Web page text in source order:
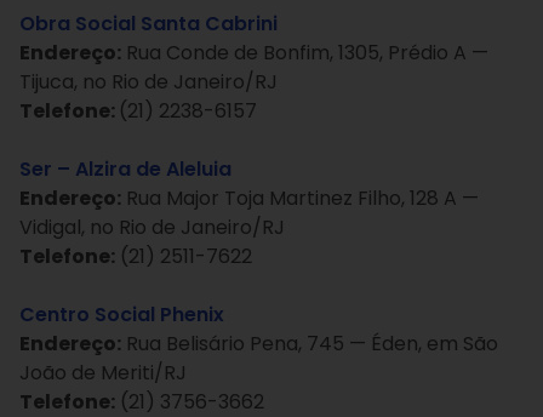
Obra Social Santa Cabrini
Endereço: Rua Conde de Bonfim, 1305, Prédio A —
Tijuca, no Rio de Janeiro/RJ
Telefone: (21) 2238-6157
Ser – Alzira de Aleluia
Endereço: Rua Major Toja Martinez Filho, 128 A —
Vidigal, no Rio de Janeiro/RJ
Telefone: (21) 2511-7622
Centro Social Phenix
Endereço: Rua Belisário Pena, 745 — Éden, em São
João de Meriti/RJ
Telefone: (21) 3756-3662